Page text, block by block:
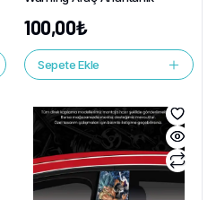
100,00₺
Sepete Ekle